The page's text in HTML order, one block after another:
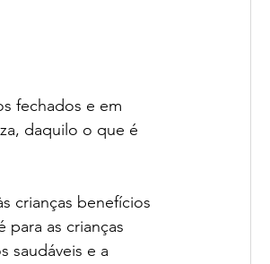
Colégio CPV | SchoolAdvisor
fechados e em
daquilo o que é
crianças benefícios
as crianças
saudáveis e a